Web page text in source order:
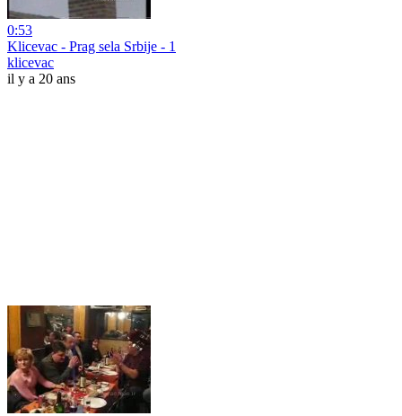
0:53
Klicevac - Prag sela Srbije - 1
klicevac
il y a 20 ans